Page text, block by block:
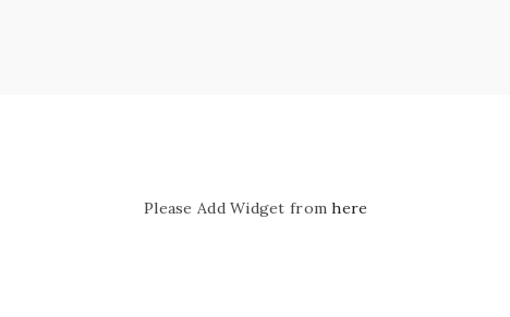
Please Add Widget fromhere